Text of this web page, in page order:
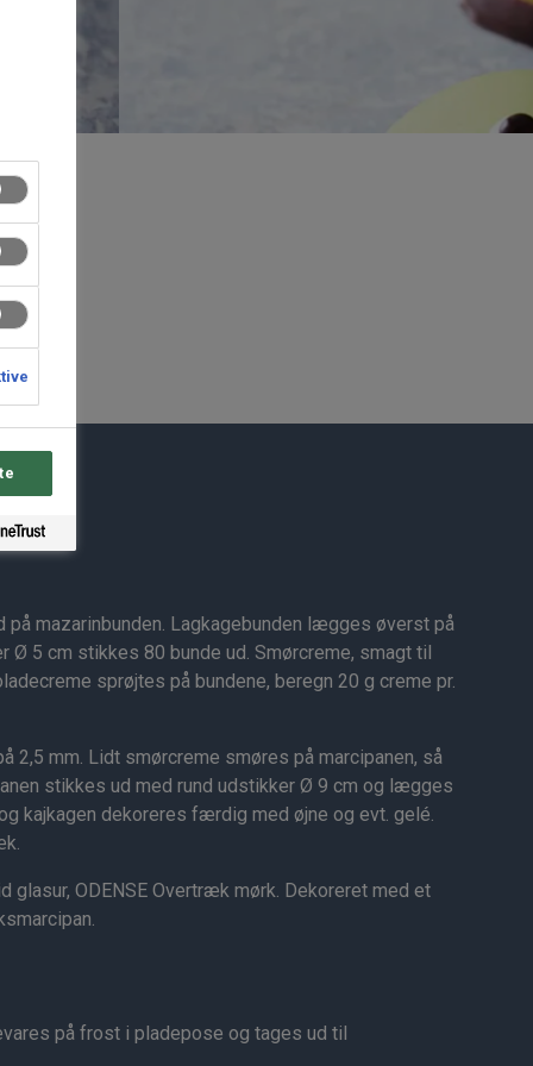
mazarinbunden. Lagkagebunden lægges øverst på
Ø 5 cm stikkes 80 bunde ud. Smørcreme, smagt til
sprøjtes på bundene, beregn 20 g creme pr.
2,5 mm. Lidt smørcreme smøres på marcipanen, så
stikkes ud med rund udstikker Ø 9 cm og lægges
kajkagen dekoreres færdig med øjne og evt. gelé.
glasur, ODENSE Overtræk mørk. Dekoreret med et
på frost i pladepose og tages ud til